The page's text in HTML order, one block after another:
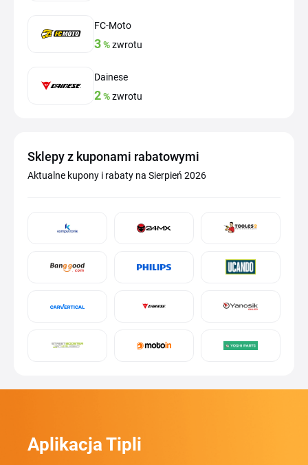
FC-Moto
3%zwrotu
Dainese
2%zwrotu
Sklepy z kuponami rabatowymi
Aktualne kupony i rabaty na Sierpień 2026
Aplikacja Tipli